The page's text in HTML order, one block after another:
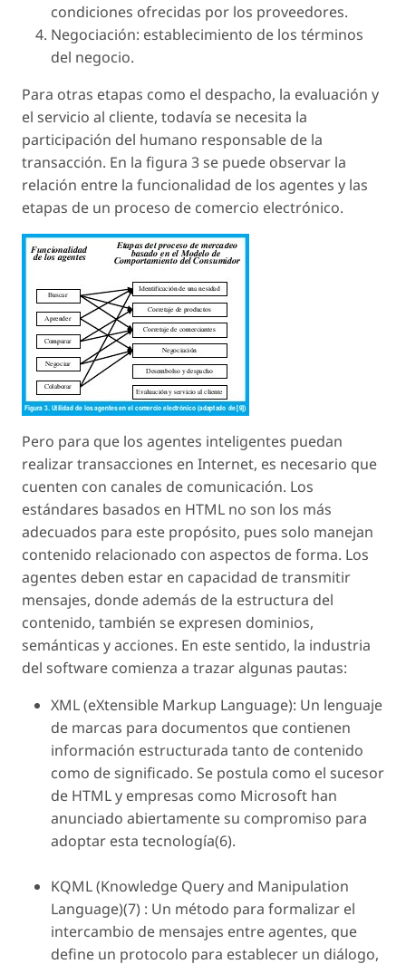
condiciones ofrecidas por los proveedores.
Negociación: establecimiento de los términos
del negocio.
Para otras etapas como el despacho, la evaluación y
el servicio al cliente, todavía se necesita la
participación del humano responsable de la
transacción. En la figura 3 se puede observar la
relación entre la funcionalidad de los agentes y las
etapas de un proceso de comercio electrónico.
Pero para que los agentes inteligentes puedan
realizar transacciones en Internet, es necesario que
cuenten con canales de comunicación. Los
estándares basados en HTML no son los más
adecuados para este propósito, pues solo manejan
contenido relacionado con aspectos de forma. Los
agentes deben estar en capacidad de transmitir
mensajes, donde además de la estructura del
contenido, también se expresen dominios,
semánticas y acciones. En este sentido, la industria
del software comienza a trazar algunas pautas:
XML (eXtensible Markup Language): Un lenguaje
de marcas para documentos que contienen
información estructurada tanto de contenido
como de significado. Se postula como el sucesor
de HTML y empresas como Microsoft han
anunciado abiertamente su compromiso para
adoptar esta tecnología(6).
KQML (Knowledge Query and Manipulation
Language)(7) : Un método para formalizar el
intercambio de mensajes entre agentes, que
define un protocolo para establecer un diálogo,